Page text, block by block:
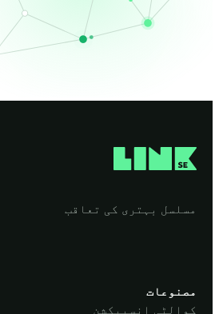
مسلسل بہتری کی تعاقب
مصنوعات
کوالٹی انسپیکشن